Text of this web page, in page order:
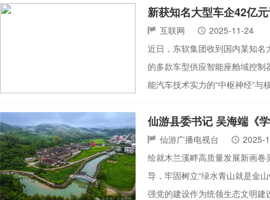
新获知名大型车企42亿
互联网
2025-11-24
近日，东软集团收到国内某知
的多款车型供应智能座舱域控
能汽车技术实力的“中枢神经”
仙游县委书记 吴海端《
仙游广播电视台
2025-
绘就木兰溪畔高质量发展新画
导，牢固树立“绿水青山就是金
强党的建设作为统领生态文明建